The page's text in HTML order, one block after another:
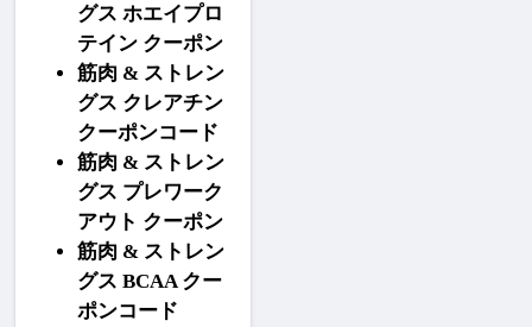
グス ホエイプロ
テイン クーポン
筋肉 & ストレン
グス クレアチン
クーポンコード
筋肉 & ストレン
グス プレワーク
アウト クーポン
筋肉 & ストレン
グス BCAA クー
ポンコード